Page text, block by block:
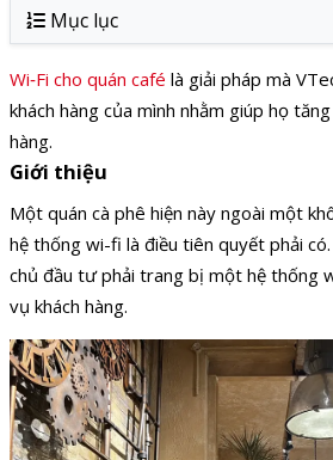
Mục lục
Wi‑Fi cho quán café là giải pháp mà
khách hàng của mình nhằm giúp họ
hàng.
Giới thiệu
Một quán cà phê hiện này ngoài một
hệ thống wi-fi là điều tiên quyết phải
chủ đầu tư phải trang bị một hệ thống
vụ khách hàng.